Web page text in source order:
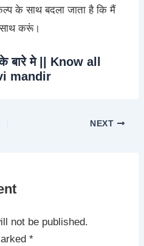
के साथ बदला जाता है कि मैं
साथ करूं।
बारे मे || Know all
mandir
NEXT
not be published.
*